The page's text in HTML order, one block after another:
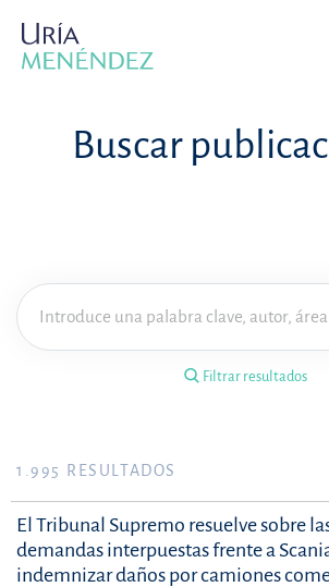
Buscar
Filtrar resultados
Filtrar resultados
Área de práctica
1.995 RESULTADOS
El Tribunal Supremo resuelve sobre
demandas interpuestas frente a
indemnizar daños por camiones